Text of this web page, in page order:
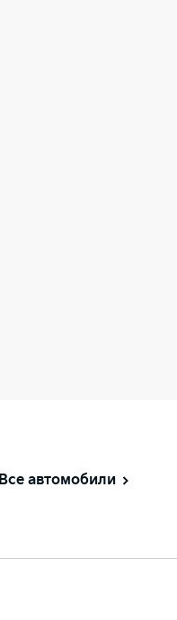
Все автомобили